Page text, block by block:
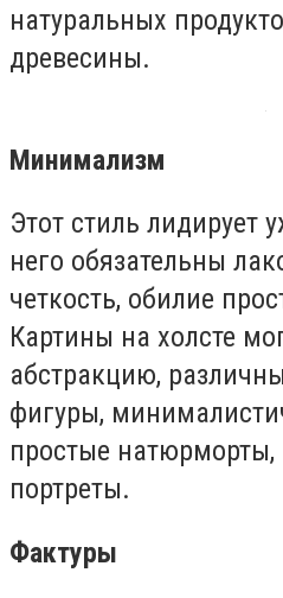
натуральных
древесины.
Минимализм
Этот стиль лидирует
него обязательны
четкость, обилие
Картины на холсте
абстракцию,
фигуры,
простые натюрморты,
портреты.
Фактуры